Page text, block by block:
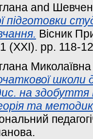
and
підготовки
Вісник
1 (ХХІ). pp. 118-
Миколаївна
школи
на здобуття
та